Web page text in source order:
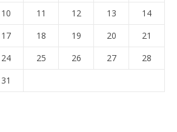
10 11 12 13
14
17 18 19 20
21
24 25 26 27
28
31